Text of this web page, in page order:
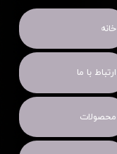
خانه
ارتباط با ما
محصولات